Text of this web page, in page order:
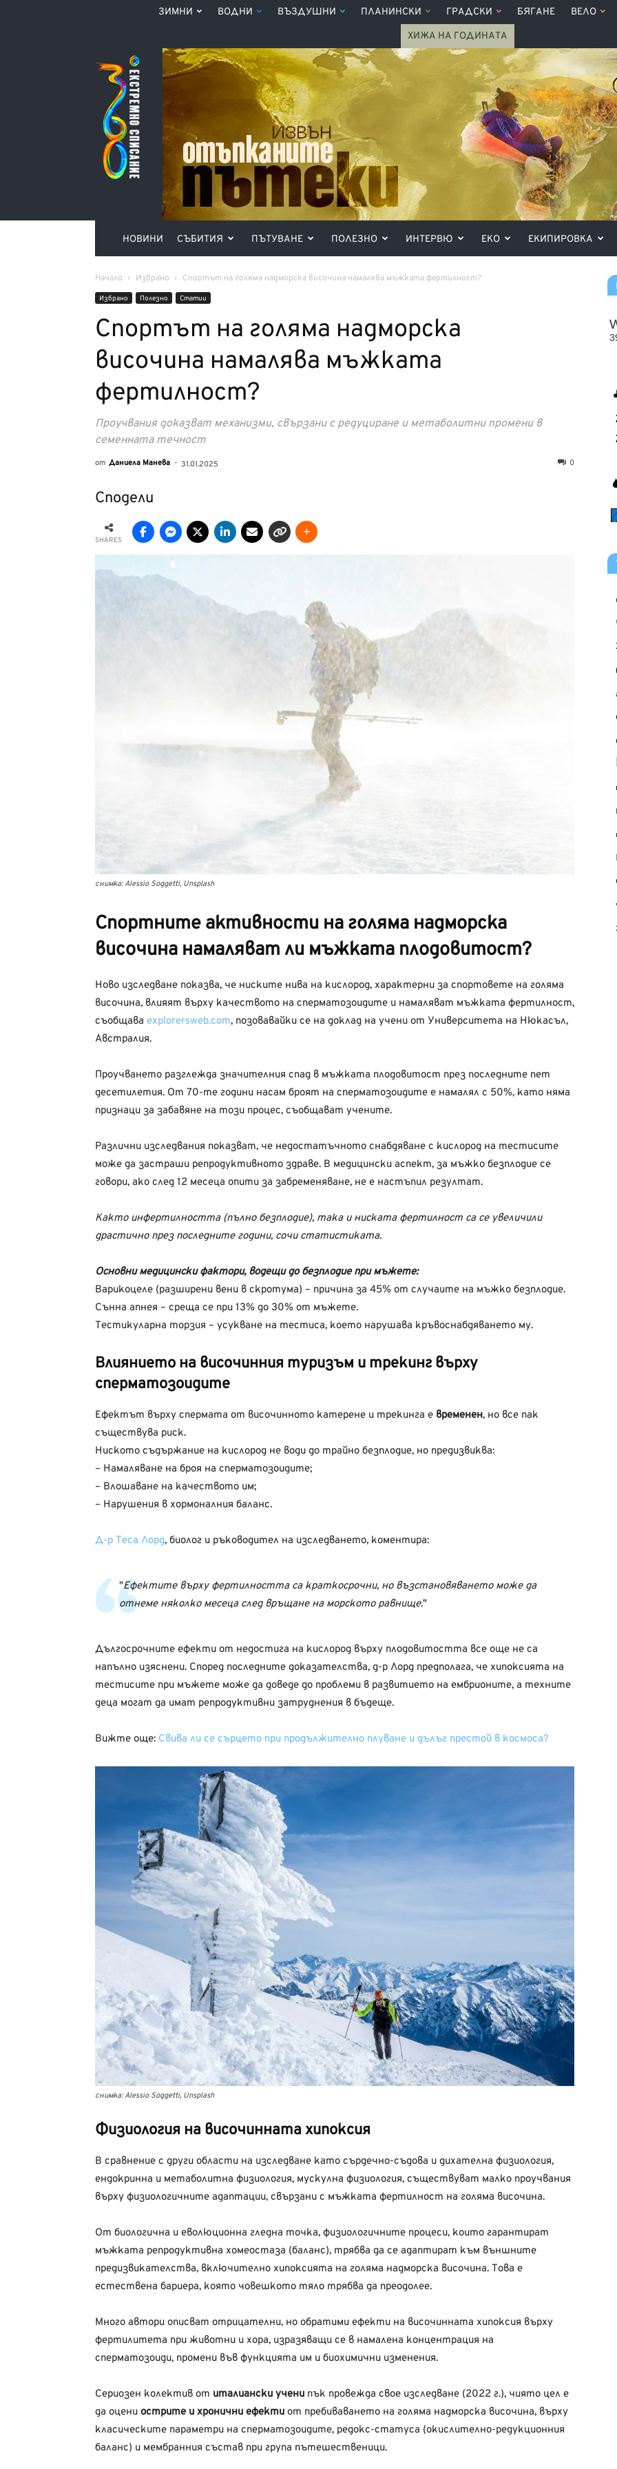
ЗИМНИ ВОДНИ ВЪЗДУШНИ ПЛАНИНСКИ ГРАДСКИ БЯГАНЕ ВЕЛО
ХИЖА НА ГОДИНАТА
Списание
360°
НОВИНИ СЪБИТИЯ ПЪТУВАНЕ ПОЛЕЗНО ИНТЕРВЮ ЕКО ЕКИПИРОВКА
Начало Избрано Спортът на голяма надморска височина намалява мъжката фертилност?
Избрано Полезно Статии
Спортът на голяма надморска
височина намалява мъжката
фертилност?
Проучвания доказват механизми, свързани с редуциране и метаболитни промени в
семенната течност
от Даниела Манева - 31.01.2025 0
Сподели
SHARES
снимка: Alessio Soggetti, Unsplash
Спортните активности на голяма надморска
височина намаляват ли мъжката плодовитост?
Ново изследване показва, че ниските нива на кислород, характерни за спортовете на голяма
височина, влияят върху качеството на сперматозоидите и намаляват мъжката фертилност,
съобщава explorersweb.com, позовавайки се на доклад на учени от Университета на Нюкасъл,
Австралия.
Проучването разглежда значителния спад в мъжката плодовитост през последните пет
десетилетия. От 70-те години насам броят на сперматозоидите е намалял с 50%, като няма
признаци за забавяне на този процес, съобщават учените.
Различни изследвания показват, че недостатъчното снабдяване с кислород на тестисите
може да застраши репродуктивното здраве. В медицински аспект, за мъжко безплодие се
говори, ако след 12 месеца опити за забременяване, не е настъпил резултат.
Както инфертилността (пълно безплодие), така и ниската фертилност са се увеличили
драстично през последните години, сочи статистиката.
Основни медицински фактори, водещи до безплодие при мъжете:
Варикоцеле (разширени вени в скротума) – причина за 45% от случаите на мъжко безплодие.
Сънна апнея – среща се при 13% до 30% от мъжете.
Тестикуларна торзия – усукване на тестиса, което нарушава кръвоснабдяването му.
Влиянието на височинния туризъм и трекинг върху
сперматозоидите
Ефектът върху спермата от височинното катерене и трекинга е временен, но все пак
съществува риск.
Ниското съдържание на кислород не води до трайно безплодие, но предизвиква:
– Намаляване на броя на сперматозоидите;
– Влошаване на качеството им;
– Нарушения в хормоналния баланс.
Д-р Теса Лорд, биолог и ръководител на изследването, коментира:
Ефектите върху фертилността са краткосрочни, но възстановяването може да
отнеме няколко месеца след връщане на морското равнище.
Дългосрочните ефекти от недостига на кислород върху плодовитостта все още не са
напълно изяснени. Според последните доказателства, д-р Лорд предполага, че хипоксията на
тестисите при мъжете може да доведе до проблеми в развитието на ембрионите, а техните
деца могат да имат репродуктивни затруднения в бъдеще.
Вижте още: Свива ли се сърцето при продължително плуване и дълъг престой в космоса?
снимка: Alessio Soggetti, Unsplash
Физиология на височинната хипоксия
В сравнение с други области на изследване като сърдечно-съдова и дихателна физиология,
ендокринна и метаболитна физиология, мускулна физиология, съществуват малко проучвания
върху физиологичните адаптации, свързани с мъжката фертилност на голяма височина.
От биологична и еволюционна гледна точка, физиологичните процеси, които гарантират
мъжката репродуктивна хомеостаза (баланс), трябва да се адаптират към външните
предизвикателства, включително хипоксията на голяма надморска височина. Това е
естествена бариера, която човешкото тяло трябва да преодолее.
Много автори описват отрицателни, но обратими ефекти на височинната хипоксия върху
фертилитета при животни и хора, изразяващи се в намалена концентрация на
сперматозоиди, промени във функцията им и биохимични изменения.
Сериозен колектив от италиански учени пък провежда свое изследване (2022 г.), чиято цел е
да оцени острите и хронични ефекти от пребиваването на голяма надморска височина, върху
класическите параметри на сперматозоидите, редокс-статуса (окислително-редукционния
баланс) и мембранния състав при група пътешественици.